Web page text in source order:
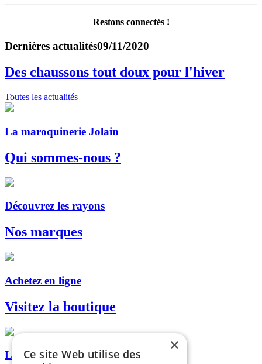
Restons connectés !
Dernières actualités09/11/2020
Des chaussons tout doux pour l'hiver
Toutes les actualités
La maroquinerie Jolain
Qui sommes-nous ?
Découvrez les rayons
Nos marques
Achetez en ligne
Visitez la boutique
Livraison, retrait en magasin...
×
Ce site Web utilise des